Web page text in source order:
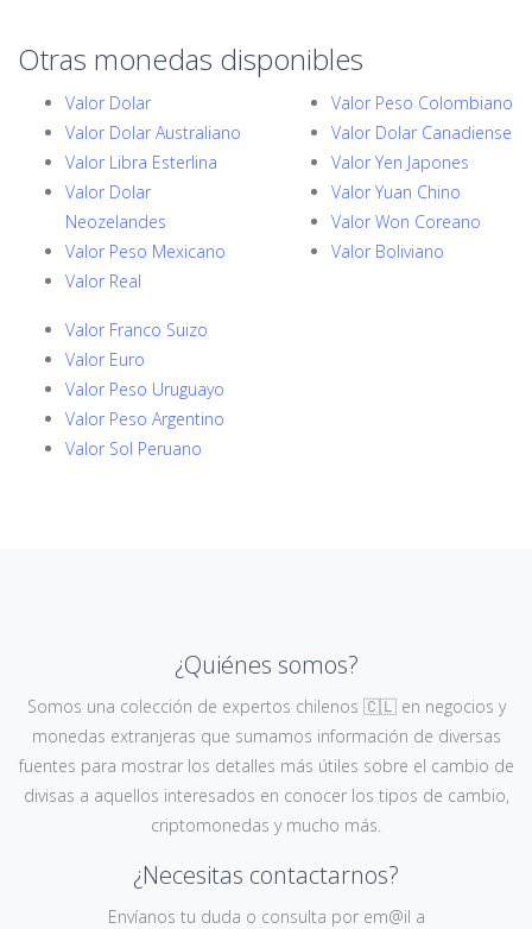
Otras monedas disponibles
Valor Dolar
Valor Dolar Australiano
Valor Libra Esterlina
Valor Dolar
Neozelandes
Valor Peso Mexicano
Valor Real
Valor Peso Colombiano
Valor Dolar Canadiense
Valor Yen Japones
Valor Yuan Chino
Valor Won Coreano
Valor Boliviano
Valor Franco Suizo
Valor Euro
Valor Peso Uruguayo
Valor Peso Argentino
Valor Sol Peruano
¿Quiénes somos?
Somos una colección de expertos chilenos 🇨🇱 en negocios y
monedas extranjeras que sumamos información de diversas
fuentes para mostrar los detalles más útiles sobre el cambio de
divisas a aquellos interesados en conocer los tipos de cambio,
criptomonedas y mucho más.
¿Necesitas contactarnos?
Envíanos tu duda o consulta por em@il a